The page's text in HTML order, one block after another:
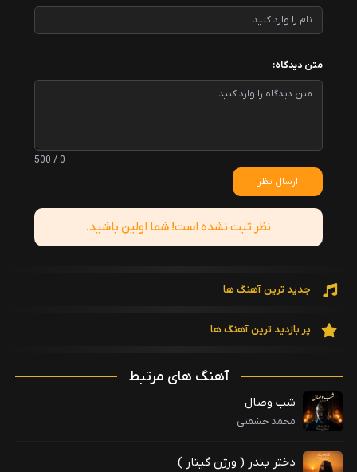
متن دیدگاه:
0 / 500
ارسال نظر
نظر ثبت نشده است! شما اولین باشید.
جدید ترین آهنگ ها
پر بازدید ترین آهنگ ها
آهنگ های مرتبط
شب وصال
محمد حشمتی
دختر بندر ( ورژن گیتار )